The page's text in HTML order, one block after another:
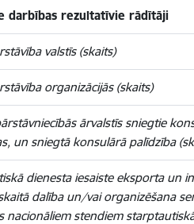
darbības rezultatīvie rādītāji
valstīs (skaits)
organizācijās (skaits)
ārvalstīs sniegtie
un sniegtā konsulārā palīdzība
dienesta iesaiste eksporta un
dalība un/vai organizēšana
nacionāliem stendiem